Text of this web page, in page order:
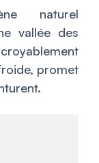
naturel
vallée des
promet